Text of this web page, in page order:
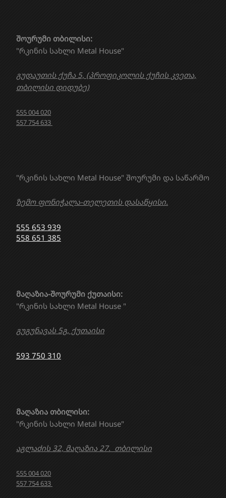
"რკინის სახლი Metal House" შოურუმი და საწარმო
ზემო ფონიჭალა-თელეთის დასაწყისი.
555 653 939
558 651 385
მაღაზია თბილისი:
"რკინის სახლი Metal House"
აგლაძის 32, მაღაზია 27. თბილისი
555 004 020
557 754 633
მაღაზია-შოურუმი ქუთაისი:
"რკინის სახლი Metal House "
გუგუნავას 5გ, ქუთაისი
593 750 310
შოურუმი თბილისი:
"რკინის სახლი Metal House"
გუდაუთის ქუჩა 5, (პროფიკოლის ქუჩის კვეთა,
თბილისი დიდუბე)
555 004 020
557 754 633